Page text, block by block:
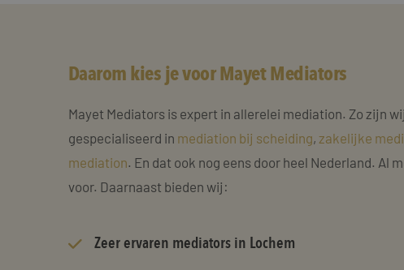
Daarom kies je voor Mayet Mediators
Mayet Mediators is expert in allerelei mediation. Zo zijn
gespecialiseerd in mediation bij scheiding, zakelijke
mediation. En dat ook nog eens door heel Nederland. Al
voor. Daarnaast bieden wij:
Zeerervaren mediatorsin Lochem